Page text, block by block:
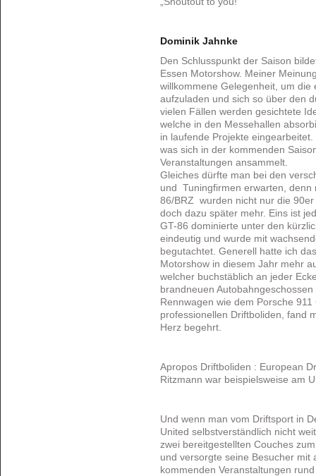
Dominik Jahnke
Den Schlusspunkt der Saison
Essen Motorshow. Meiner
willkommene Gelegenheit, um die
aufzuladen und sich so über den
vielen Fällen werden gesichtete
welche in den Messehallen
in laufende Projekte
was sich in der kommenden
Veranstaltungen ansammelt.
Gleiches dürfte man bei den
und Tuningfirmen erwarten,
86/BRZ wurden nicht nur die
doch dazu später mehr. Eins ist
GT-86 dominierte unter den
eindeutig und wurde mit
begutachtet. Generell hatte ich
Motorshow in diesem Jahr mehr
welcher buchstäblich an jeder
brandneuen
Rennwagen wie dem Porsche
professionellen Driftboliden, fand
Herz begehrt.
Apropos Driftboliden : European
Ritzmann war beispielsweise am
Und wenn man vom Driftsport in
United selbstverständlich nicht
zwei bereitgestellten Couches
und versorgte seine Besucher mit
kommenden Veranstaltungen